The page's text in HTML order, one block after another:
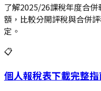
了解2025/26課稅年度合
額，比較分開評稅與合併
定。
📋
個人報稅表下載完整